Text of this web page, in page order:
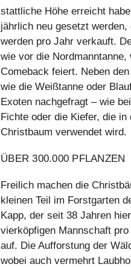
stattliche Höhe erreicht
jährlich neu gesetzt werden,
werden pro Jahr verkauft.
wie vor die
Comeback feiert. Neben
wie die Weißtanne oder
Exoten nachgefragt – wie
Fichte oder die Kiefer, die
Christbaum verwendet wird.
ÜBER 300.000 PFLANZEN
Freilich machen die
kleinen Teil im Forstgarten
Kapp, der seit 38 Jahren
vierköpfigen Mannschaft
auf. Die Aufforstung der
wobei auch vermehrt